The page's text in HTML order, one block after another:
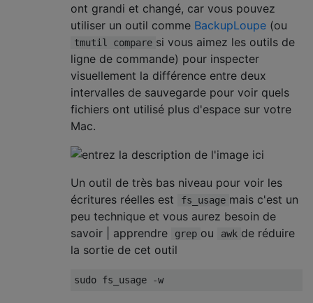
ont grandi et changé, car vous pouvez
utiliser un outil comme BackupLoupe (ou
tmutil compare si vous aimez les outils de
ligne de commande) pour inspecter
visuellement la différence entre deux
intervalles de sauvegarde pour voir quels
fichiers ont utilisé plus d'espace sur votre
Mac.
Un outil de très bas niveau pour voir les
écritures réelles est
fs_usage mais c'est un
peu technique et vous aurez besoin de
savoir | apprendre
grep ou awk de réduire
la sortie de cet outil